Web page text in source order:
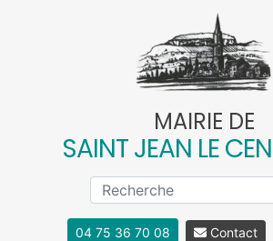
MAIRIE DE
SAINT JEAN LE
04 75 36 70 08 Contact
Panneau de gestion des cookies